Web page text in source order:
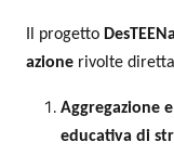
Il progetto
azione rivolte
Aggregazione
educativa di